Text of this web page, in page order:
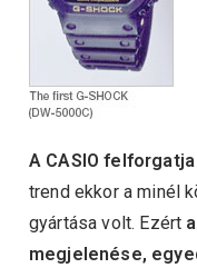
A CASIO
trend ekkor a minél
gyártása volt. Ezért a
megjelenése,